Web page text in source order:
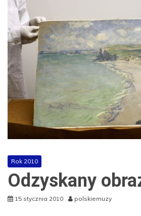
Rok 2010
Odzyskany
15 stycznia 2010 polskiemuzy